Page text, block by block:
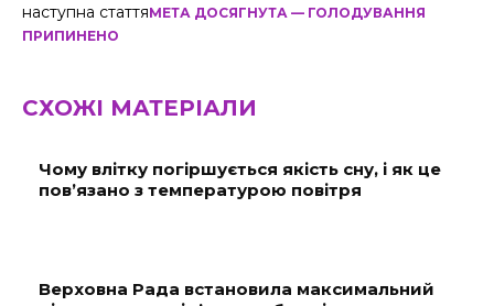
наступна статтяМЕТА ДОСЯГНУТА — ГОЛОДУВАННЯ
ПРИПИНЕНО
СХОЖІ МАТЕРІАЛИ
Чому влітку погіршується якість сну, і як це
пов’язано з температурою повітря
Верховна Рада встановила максимальний